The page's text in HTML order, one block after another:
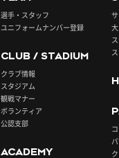
選手・スタッフ
ユニフォームナンバー登録
CLUB / STADIUM
クラブ情報
スタジアム
観戦マナー
ボランティア
公認支部
ACADEMY